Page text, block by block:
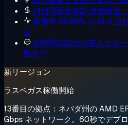
14日間返金保証 全額返金
稼働率 99.95% の SLA 当
ト
24時間365日の有人サポー
数分で
新リージョン
ラスベガス稼働開始
13番目の拠点：ネバダ州の AMD
Gbps ネットワーク。60秒でデプロ